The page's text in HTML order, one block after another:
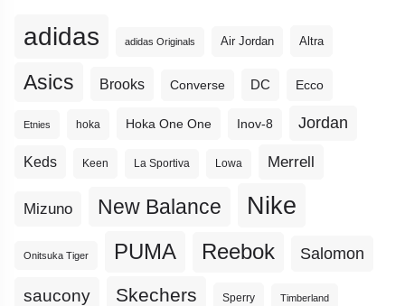
adidas adidas Originals Air Jordan Altra
Asics Brooks Converse DC Ecco
Etnies hoka Hoka One One Inov-8 Jordan
Keds Keen La Sportiva Lowa Merrell
Mizuno New Balance Nike
Onitsuka Tiger PUMA Reebok Salomon
saucony Skechers Sperry Timberland